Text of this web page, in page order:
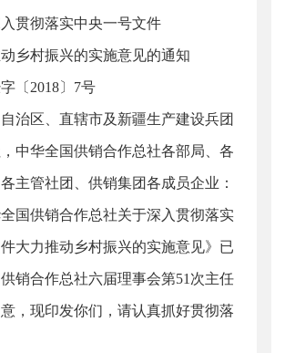
贯彻落实中央一号文件
乡村振兴的实施意见的通知
〔2018〕7号
治区、直辖市及新疆生产建设兵团
中华全国供销合作总社各部局、各
主管社团、供销集团各成员企业：
全国供销合作总社关于深入贯彻落实
大力推动乡村振兴的实施意见》已
销合作总社六届理事会第51次主任
，现印发你们，请认真抓好贯彻落